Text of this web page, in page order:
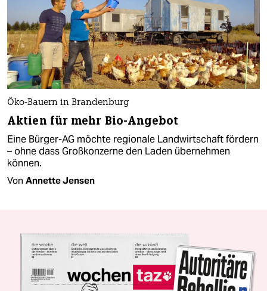
Öko-Bauern in Brandenburg
Aktien für mehr Bio-Angebot
Eine Bürger-AG möchte regionale Landwirtschaft fördern
– ohne dass Großkonzerne den Laden übernehmen
können.
Von Annette Jensen